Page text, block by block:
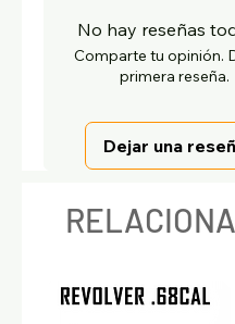
No hay reseñas
Comparte tu opinión.
primera reseña.
Dejar una